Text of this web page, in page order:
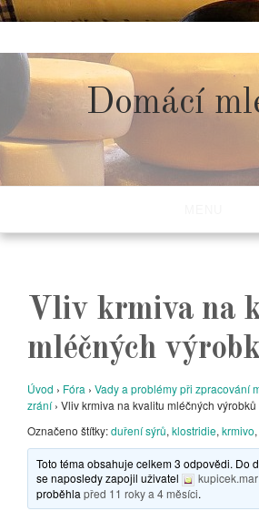
to
content
Domácí
Vliv krmiva na
mléčných
Úvod › Fóra › Vady a problémy při zpracování
zrání › Vliv krmiva na kvalitu mléčných výrobků
Označeno štítky:duření sýrů, klostridie, krmivo,
Toto téma obsahuje celkem 3 odpovědi. Do
se naposledy zapojil uživatel
kupicek.mar
proběhlapřed 11 roky a 4 měsíci.